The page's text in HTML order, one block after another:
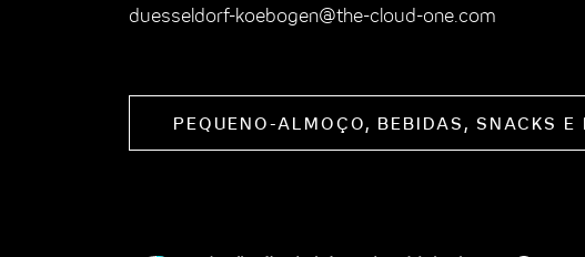
duesseldorf-koebogen@the-cloud-one.com
PEQUENO-ALMOÇO, BEBIDAS, SNACKS E